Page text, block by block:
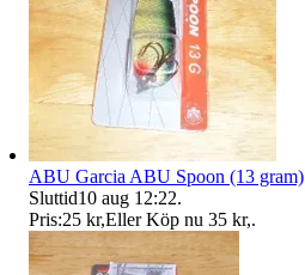
ABU Garcia ABU Spoon (13 gram)
Sluttid10 aug 12:22.
Pris:25 kr,Eller Köp nu 35 kr,.